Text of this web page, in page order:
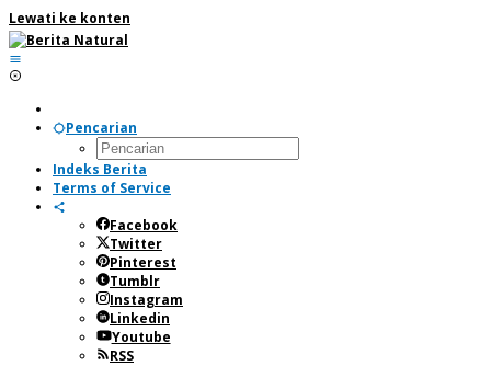
Lewati ke konten
Pencarian
Indeks Berita
Terms of Service
Facebook
Twitter
Pinterest
Tumblr
Instagram
Linkedin
Youtube
RSS